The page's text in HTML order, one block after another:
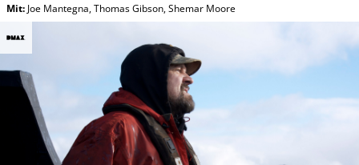
Mit: Joe Mantegna,Thomas Gibson,Shemar Moore